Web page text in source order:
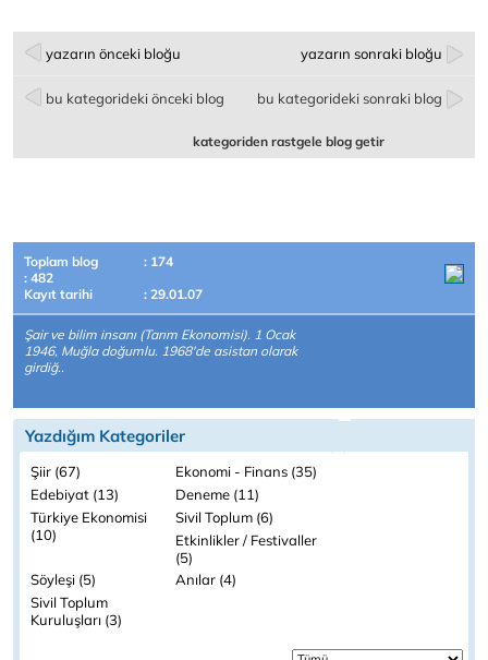
yazarın önceki bloğu yazarın sonraki bloğu
bu kategorideki önceki blog bu kategorideki sonraki blog
kategoriden rastgele blog getir
Toplam blog
: 174
: 482
Kayıt tarihi
: 29.01.07
Şair ve bilim insanı (Tarım Ekonomisi). 1 Ocak
1946, Muğla doğumlu. 1968'de asistan olarak
girdiğ..
Yazdığım Kategoriler
Şiir (67)
Ekonomi - Finans (35)
Edebiyat (13)
Deneme (11)
Türkiye Ekonomisi
(10)
Sivil Toplum (6)
Etkinlikler / Festivaller
(5)
Söyleşi (5)
Anılar (4)
Sivil Toplum
Kuruluşları (3)